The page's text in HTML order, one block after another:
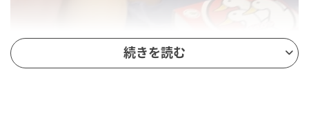
続きを読む